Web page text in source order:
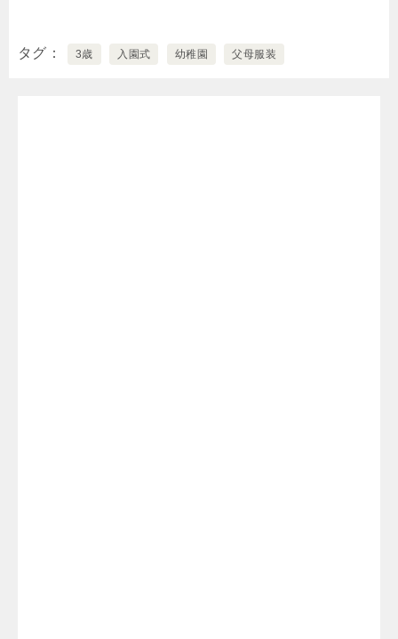
タグ 3歳 入園式 幼稚園 父母服装